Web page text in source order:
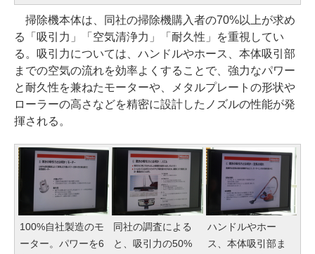
掃除機本体は、同社の掃除機購入者の70%以上が求め
る「吸引力」「空気清浄力」「耐久性」を重視してい
る。吸引力については、ハンドルやホース、本体吸引部
までの空気の流れを効率よくすることで、強力なパワー
と耐久性を兼ねたモーターや、メタルプレートの形状や
ローラーの高さなどを精密に設計したノズルの性能が発
揮される。
100%自社製造のモ
ーター。パワーを6
同社の調査による
と、吸引力の50%
ハンドルやホー
ス、本体吸引部ま